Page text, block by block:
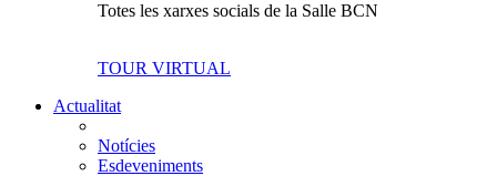
Totes les xarxes socials de la Salle BCN
TOUR VIRTUAL
Actualitat
Notícies
Esdeveniments